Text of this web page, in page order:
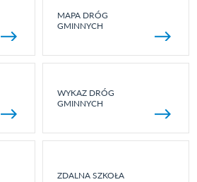
MAPA DRÓG
GMINNYCH
WYKAZ DRÓG
GMINNYCH
ZDALNA SZKOŁA